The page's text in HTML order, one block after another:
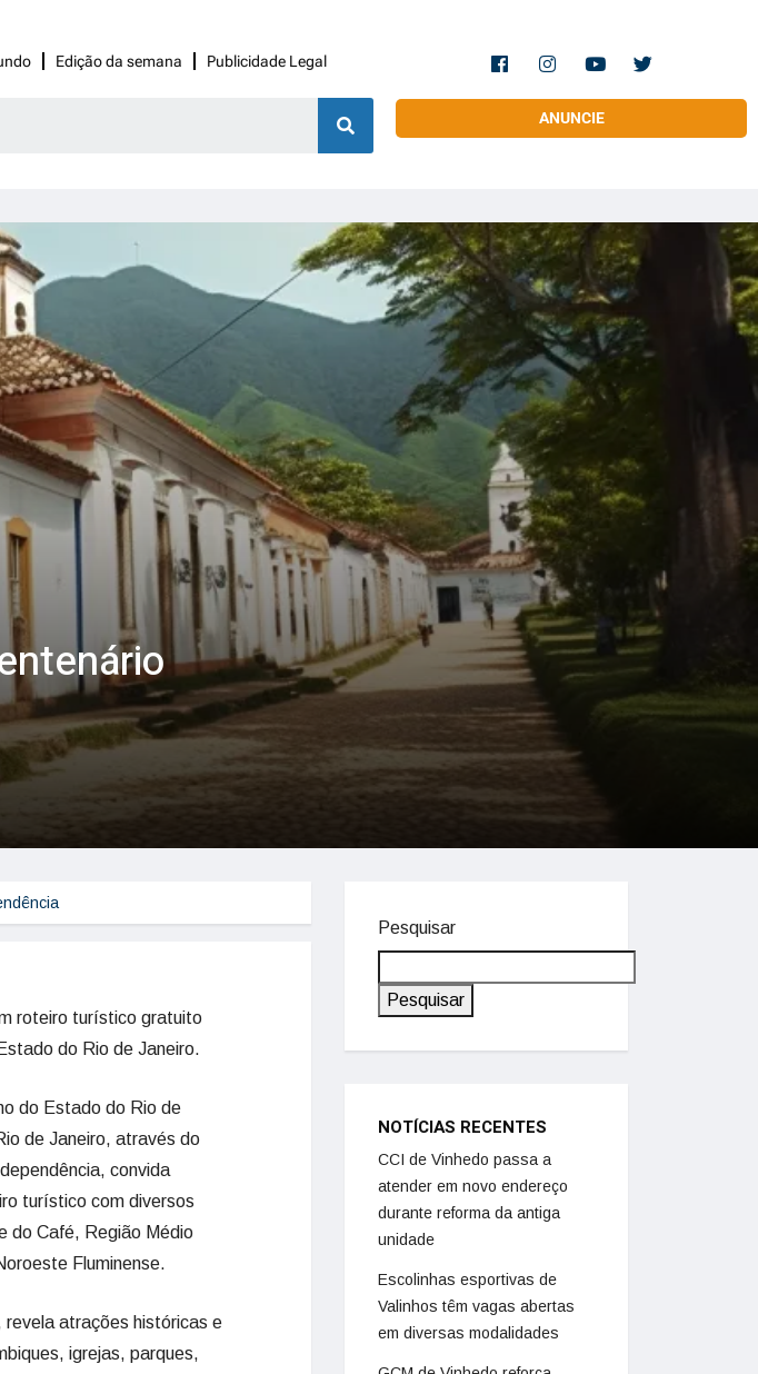
Edição da semana Publicidade Legal
ANUNCIE
roteiro turístico gratuito
do Rio de Janeiro.
do Estado do Rio de
de Janeiro, através do
convida
turístico com diversos
do Café, Região Médio
Fluminense.
revela atrações históricas e
igrejas, parques,
Pesquisar
Pesquisar
NOTÍCIAS RECENTES
CCI de Vinhedo passa a
atender em novo endereço
durante reforma da antiga
unidade
Escolinhas esportivas de
Valinhos têm vagas abertas
em diversas modalidades